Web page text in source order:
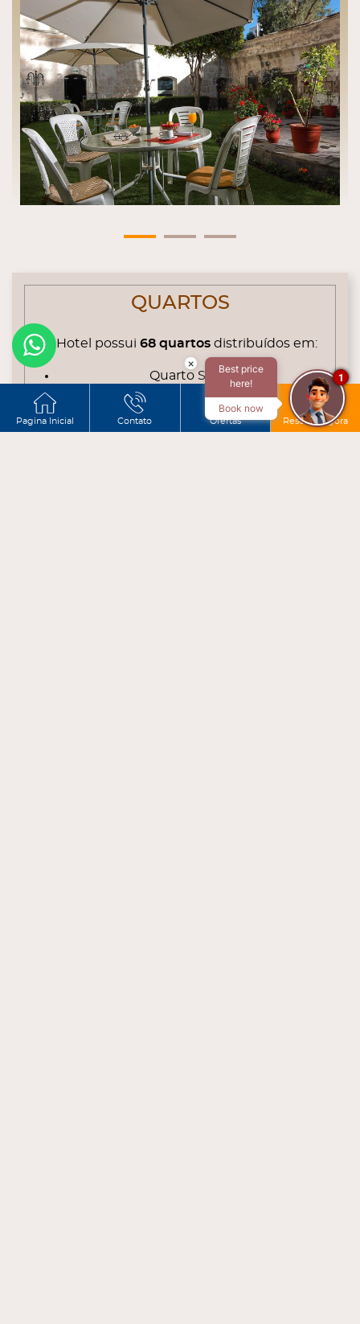
QUARTOS
O Hotel possui 68 quartos distribuídos em:
Quarto Simple
Quarto Matrimonial
Quarto Duplo Stándar
Quarto Triplo Stándar
Pagina Inicial Contato Ofertas Reservar agora
×
Best price
here!
Book now
1